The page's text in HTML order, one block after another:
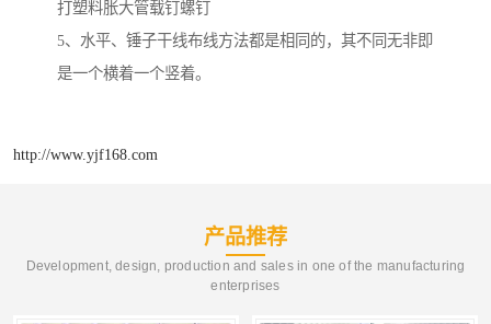
打塑料胀大管载钉螺钉
5、水平、锤子干线布线方法都是相同的，其不同无非即
是一个横着一个竖着。
http://www.yjf168.com
产品推荐
Development, design, production and sales in one of the manufacturing
enterprises